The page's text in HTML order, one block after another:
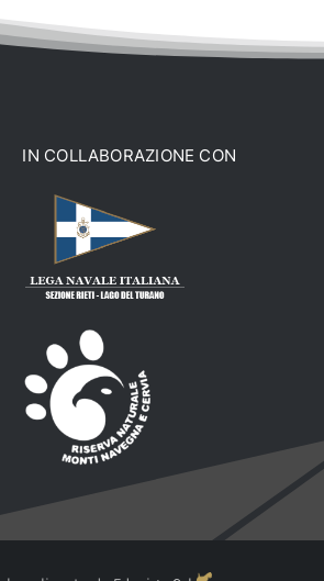
IN COLLABORAZIONE CON